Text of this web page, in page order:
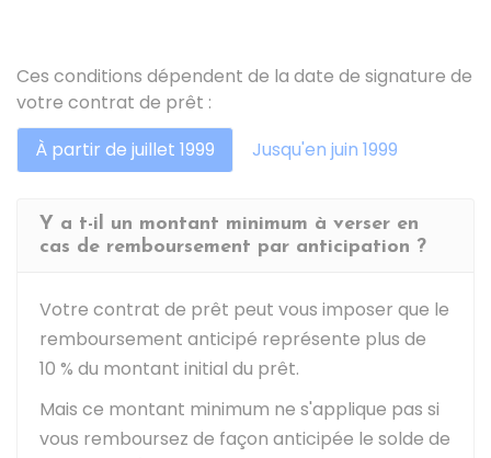
Ces conditions dépendent de la date de signature de
votre contrat de prêt :
À partir de juillet 1999
Jusqu'en juin 1999
Y a t-il un montant minimum à verser en
cas de remboursement par anticipation ?
Votre contrat de prêt peut vous imposer que le
remboursement anticipé représente plus de
10 % du montant initial du prêt.
Mais ce montant minimum ne s'applique pas si
vous remboursez de façon anticipée le solde de